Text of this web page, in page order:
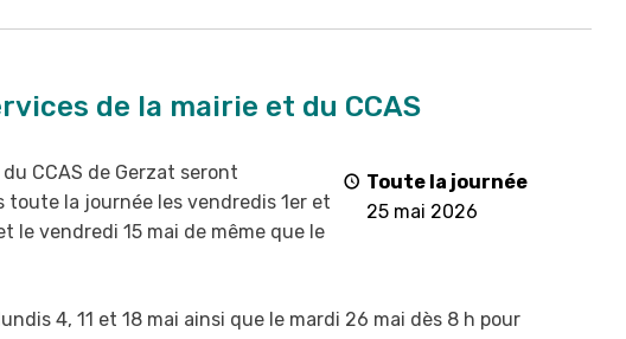
de la mairie et du CCAS
Toute la journée
25 mai 2026
CCAS de Gerzat seront
toute la journée les vendredis 1er et
le vendredi 15 mai de même que le
4, 11 et 18 mai ainsi que le mardi 26 mai dès 8 h pour